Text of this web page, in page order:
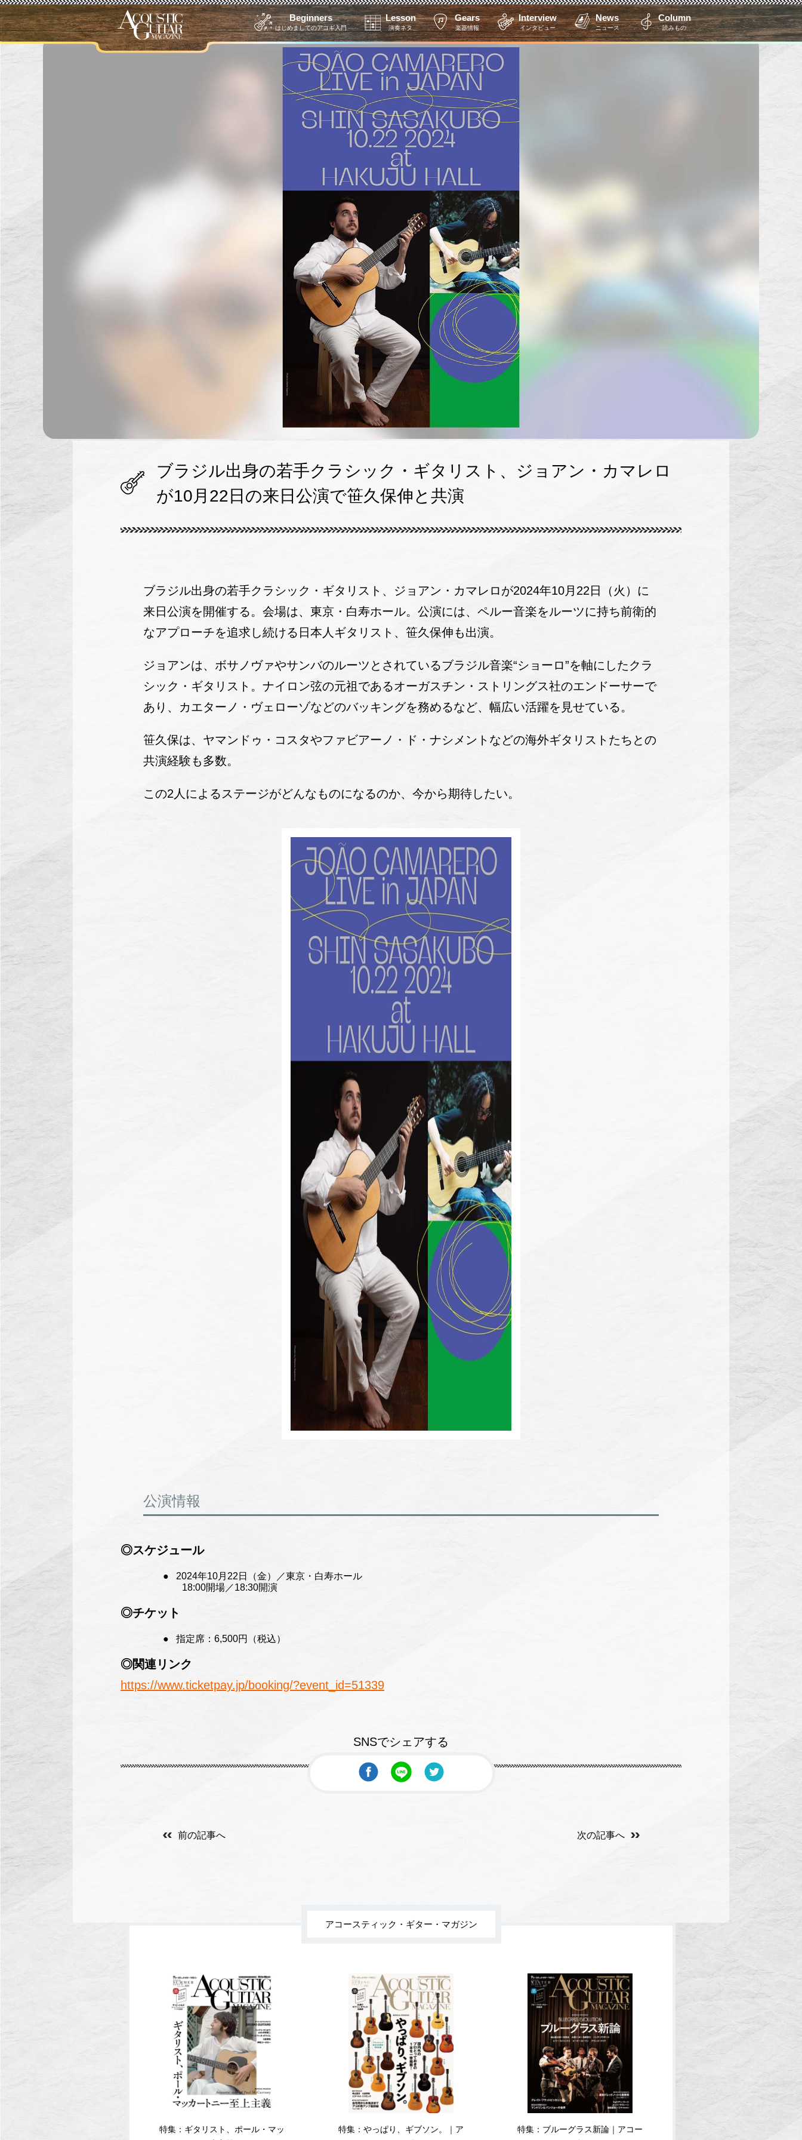
Beginners
はじめましてのアコギ入門
Lesson
演奏ネタ
Gears
楽器情報
Interview
インタビュー
News
ニュース
Column
読みもの
ブラジル出身の若手クラシック・ギタリスト、ジョアン・カマレロ
が10月22日の来日公演で笹久保伸と共演
ブラジル出身の若手クラシック・ギタリスト、ジョアン・カマレロが2024年10月22日（火）に
来日公演を開催する。会場は、東京・白寿ホール。公演には、ペルー音楽をルーツに持ち前衛的
なアプローチを追求し続ける日本人ギタリスト、笹久保伸も出演。
ジョアンは、ボサノヴァやサンバのルーツとされているブラジル音楽“ショーロ”を軸にしたクラ
シック・ギタリスト。ナイロン弦の元祖であるオーガスチン・ストリングス社のエンドーサーで
あり、カエターノ・ヴェローゾなどのバッキングを務めるなど、幅広い活躍を見せている。
笹久保は、ヤマンドゥ・コスタやファビアーノ・ド・ナシメントなどの海外ギタリストたちとの
共演経験も多数。
この2人によるステージがどんなものになるのか、今から期待したい。
公演情報
◎スケジュール
2024年10月22日（金）／東京・白寿ホール
18:00開場／18:30開演
◎チケット
指定席：6,500円（税込）
◎関連リンク
https://www.ticketpay.jp/booking/?event_id=51339
SNSでシェアする
前の記事へ 次の記事へ
アコースティック・ギター・マガジン
特集：ギタリスト、ポール・マッ
特集：やっぱり、ギブソン。｜ア
特集：ブルーグラス新論｜アコー